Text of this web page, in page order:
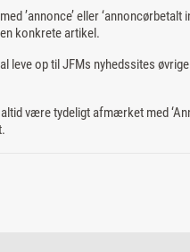
’annonce’ eller
konkrete artikel.
leve op til JFMs nyhedssites
være tydeligt afmærket med